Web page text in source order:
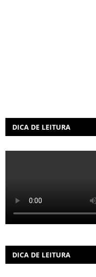
DICA DE LEITURA
DICA DE LEITURA